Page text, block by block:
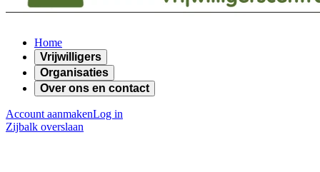
Home
Vrijwilligers
Organisaties
Over ons en contact
Account aanmakenLog in
Zijbalk overslaan